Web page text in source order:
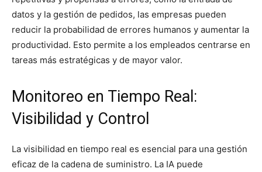
datos y la gestión de pedidos, las empresas pueden
reducir la probabilidad de errores humanos y aumentar la
productividad. Esto permite a los empleados centrarse en
tareas más estratégicas y de mayor valor.
Monitoreo en Tiempo Real:
Visibilidad y Control
La visibilidad en tiempo real es esencial para una gestión
eficaz de la cadena de suministro. La IA puede